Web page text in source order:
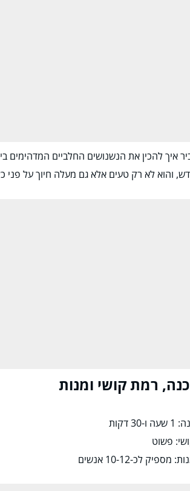
איך להכין את הנשנושים החלביים המדהימים
והוא לא רק טעים אלא גם מעלה חיוך על פני
רמת קושי ומנות
דקות
פשוט
לכ-10-12 אנשים